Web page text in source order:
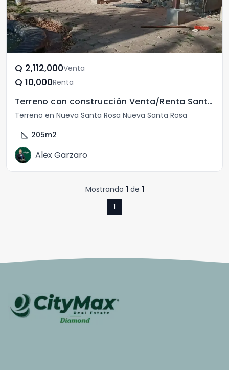
Q	2,112,000Venta
Q	10,000Renta
Terreno con construcción Venta/Renta Santa Rosa de Lima
Terreno en Nueva Santa Rosa Nueva Santa Rosa
square_foot 205m2
Alex Garzaro
Mostrando 1 de 1
1